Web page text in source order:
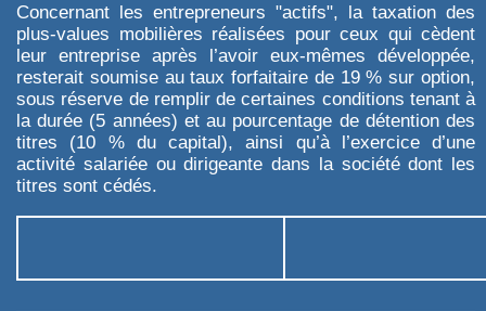
Concernant les entrepreneurs "actifs", la taxation des
plus-values mobilières réalisées pour ceux qui cèdent
leur entreprise après l’avoir eux-mêmes développée,
resterait soumise au taux forfaitaire de 19 % sur option,
sous réserve de remplir de certaines conditions tenant à
la durée (5 années) et au pourcentage de détention des
titres (10 % du capital), ainsi qu’à l’exercice d’une
activité salariée ou dirigeante dans la société dont les
titres sont cédés.